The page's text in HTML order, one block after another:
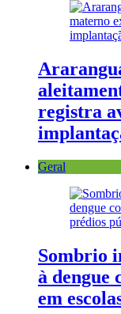
registra
Geral
Sombrio
à dengue
em